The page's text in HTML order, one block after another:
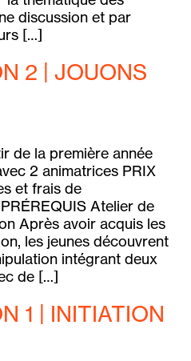
discussion et par
[…]
2 | JOUONS
de la première année
2 animatrices PRIX
et frais de
Atelier de
Après avoir acquis les
les jeunes découvrent
intégrant deux
de […]
1 | INITIATION